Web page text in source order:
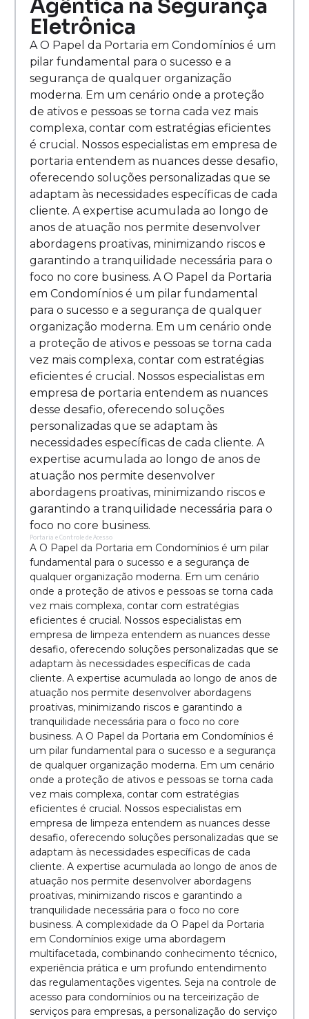
Agêntica na Segurança
Eletrônica
A O Papel da Portaria em Condomínios é um
pilar fundamental para o sucesso e a
segurança de qualquer organização
moderna. Em um cenário onde a proteção
de ativos e pessoas se torna cada vez mais
complexa, contar com estratégias eficientes
é crucial. Nossos especialistas em empresa de
portaria entendem as nuances desse desafio,
oferecendo soluções personalizadas que se
adaptam às necessidades específicas de cada
cliente. A expertise acumulada ao longo de
anos de atuação nos permite desenvolver
abordagens proativas, minimizando riscos e
garantindo a tranquilidade necessária para o
foco no core business. A O Papel da Portaria
em Condomínios é um pilar fundamental
para o sucesso e a segurança de qualquer
organização moderna. Em um cenário onde
a proteção de ativos e pessoas se torna cada
vez mais complexa, contar com estratégias
eficientes é crucial. Nossos especialistas em
empresa de portaria entendem as nuances
desse desafio, oferecendo soluções
personalizadas que se adaptam às
necessidades específicas de cada cliente. A
expertise acumulada ao longo de anos de
atuação nos permite desenvolver
abordagens proativas, minimizando riscos e
garantindo a tranquilidade necessária para o
foco no core business.
Portaria e Controle de Acesso
A O Papel da Portaria em Condomínios é um pilar
fundamental para o sucesso e a segurança de
qualquer organização moderna. Em um cenário
onde a proteção de ativos e pessoas se torna cada
vez mais complexa, contar com estratégias
eficientes é crucial. Nossos especialistas em
empresa de limpeza entendem as nuances desse
desafio, oferecendo soluções personalizadas que se
adaptam às necessidades específicas de cada
cliente. A expertise acumulada ao longo de anos de
atuação nos permite desenvolver abordagens
proativas, minimizando riscos e garantindo a
tranquilidade necessária para o foco no core
business. A O Papel da Portaria em Condomínios é
um pilar fundamental para o sucesso e a segurança
de qualquer organização moderna. Em um cenário
onde a proteção de ativos e pessoas se torna cada
vez mais complexa, contar com estratégias
eficientes é crucial. Nossos especialistas em
empresa de limpeza entendem as nuances desse
desafio, oferecendo soluções personalizadas que se
adaptam às necessidades específicas de cada
cliente. A expertise acumulada ao longo de anos de
atuação nos permite desenvolver abordagens
proativas, minimizando riscos e garantindo a
tranquilidade necessária para o foco no core
business. A complexidade da O Papel da Portaria
em Condomínios exige uma abordagem
multifacetada, combinando conhecimento técnico,
experiência prática e um profundo entendimento
das regulamentações vigentes. Seja na controle de
acesso para condomínios ou na terceirização de
serviços para empresas, a personalização do serviço